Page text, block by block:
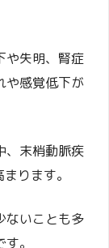
や失明、腎症
や感覚低下が
、末梢動脈疾
ります。
ないことも多
。